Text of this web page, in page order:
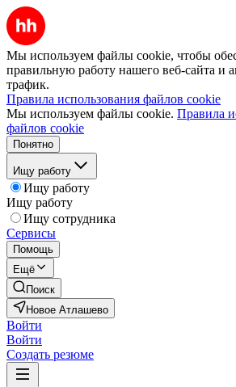
Мы используем файлы cookie, чтобы
правильную работу нашего веб-сайта и
трафик.
Правила использования файлов cookie
Мы используем файлы cookie. Правила
файлов cookie
Понятно
Ищу работу
Ищу работу
Ищу работу
Ищу сотрудника
Сервисы
Помощь
Ещё
Поиск
Новое Атлашево
Войти
Войти
Создать резюме